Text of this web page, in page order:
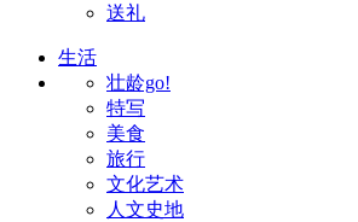
送礼
生活
壮龄go!
特写
美食
旅行
文化艺术
人文史地